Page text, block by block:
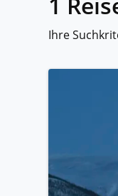
Ihre